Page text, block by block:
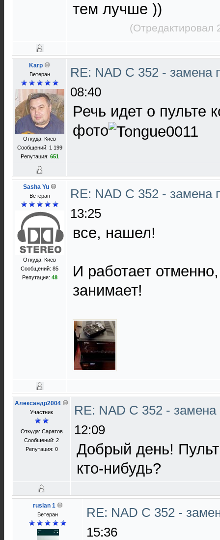
тем лучше ))
Karp
Ветеран
Откуда: Киев
Сообщений: 1 199
Репутация: 651
RE: NAD C 352 - замена
08:40
Речь идет о пульте
фото
Sasha Yu
Ветеран
Откуда: Киев
Сообщений: 85
Репутация: 48
RE: NAD C 352 - замена
13:25
все, нашел!
И работает
занимает!
Александр2004
Участник
Откуда: Саратов
Сообщений: 2
Репутация: 0
RE: NAD C 352 - замена
12:09
Добрый день!
кто-нибудь?
ruslan 1
Ветеран
RE: NAD C 352 -
15:36